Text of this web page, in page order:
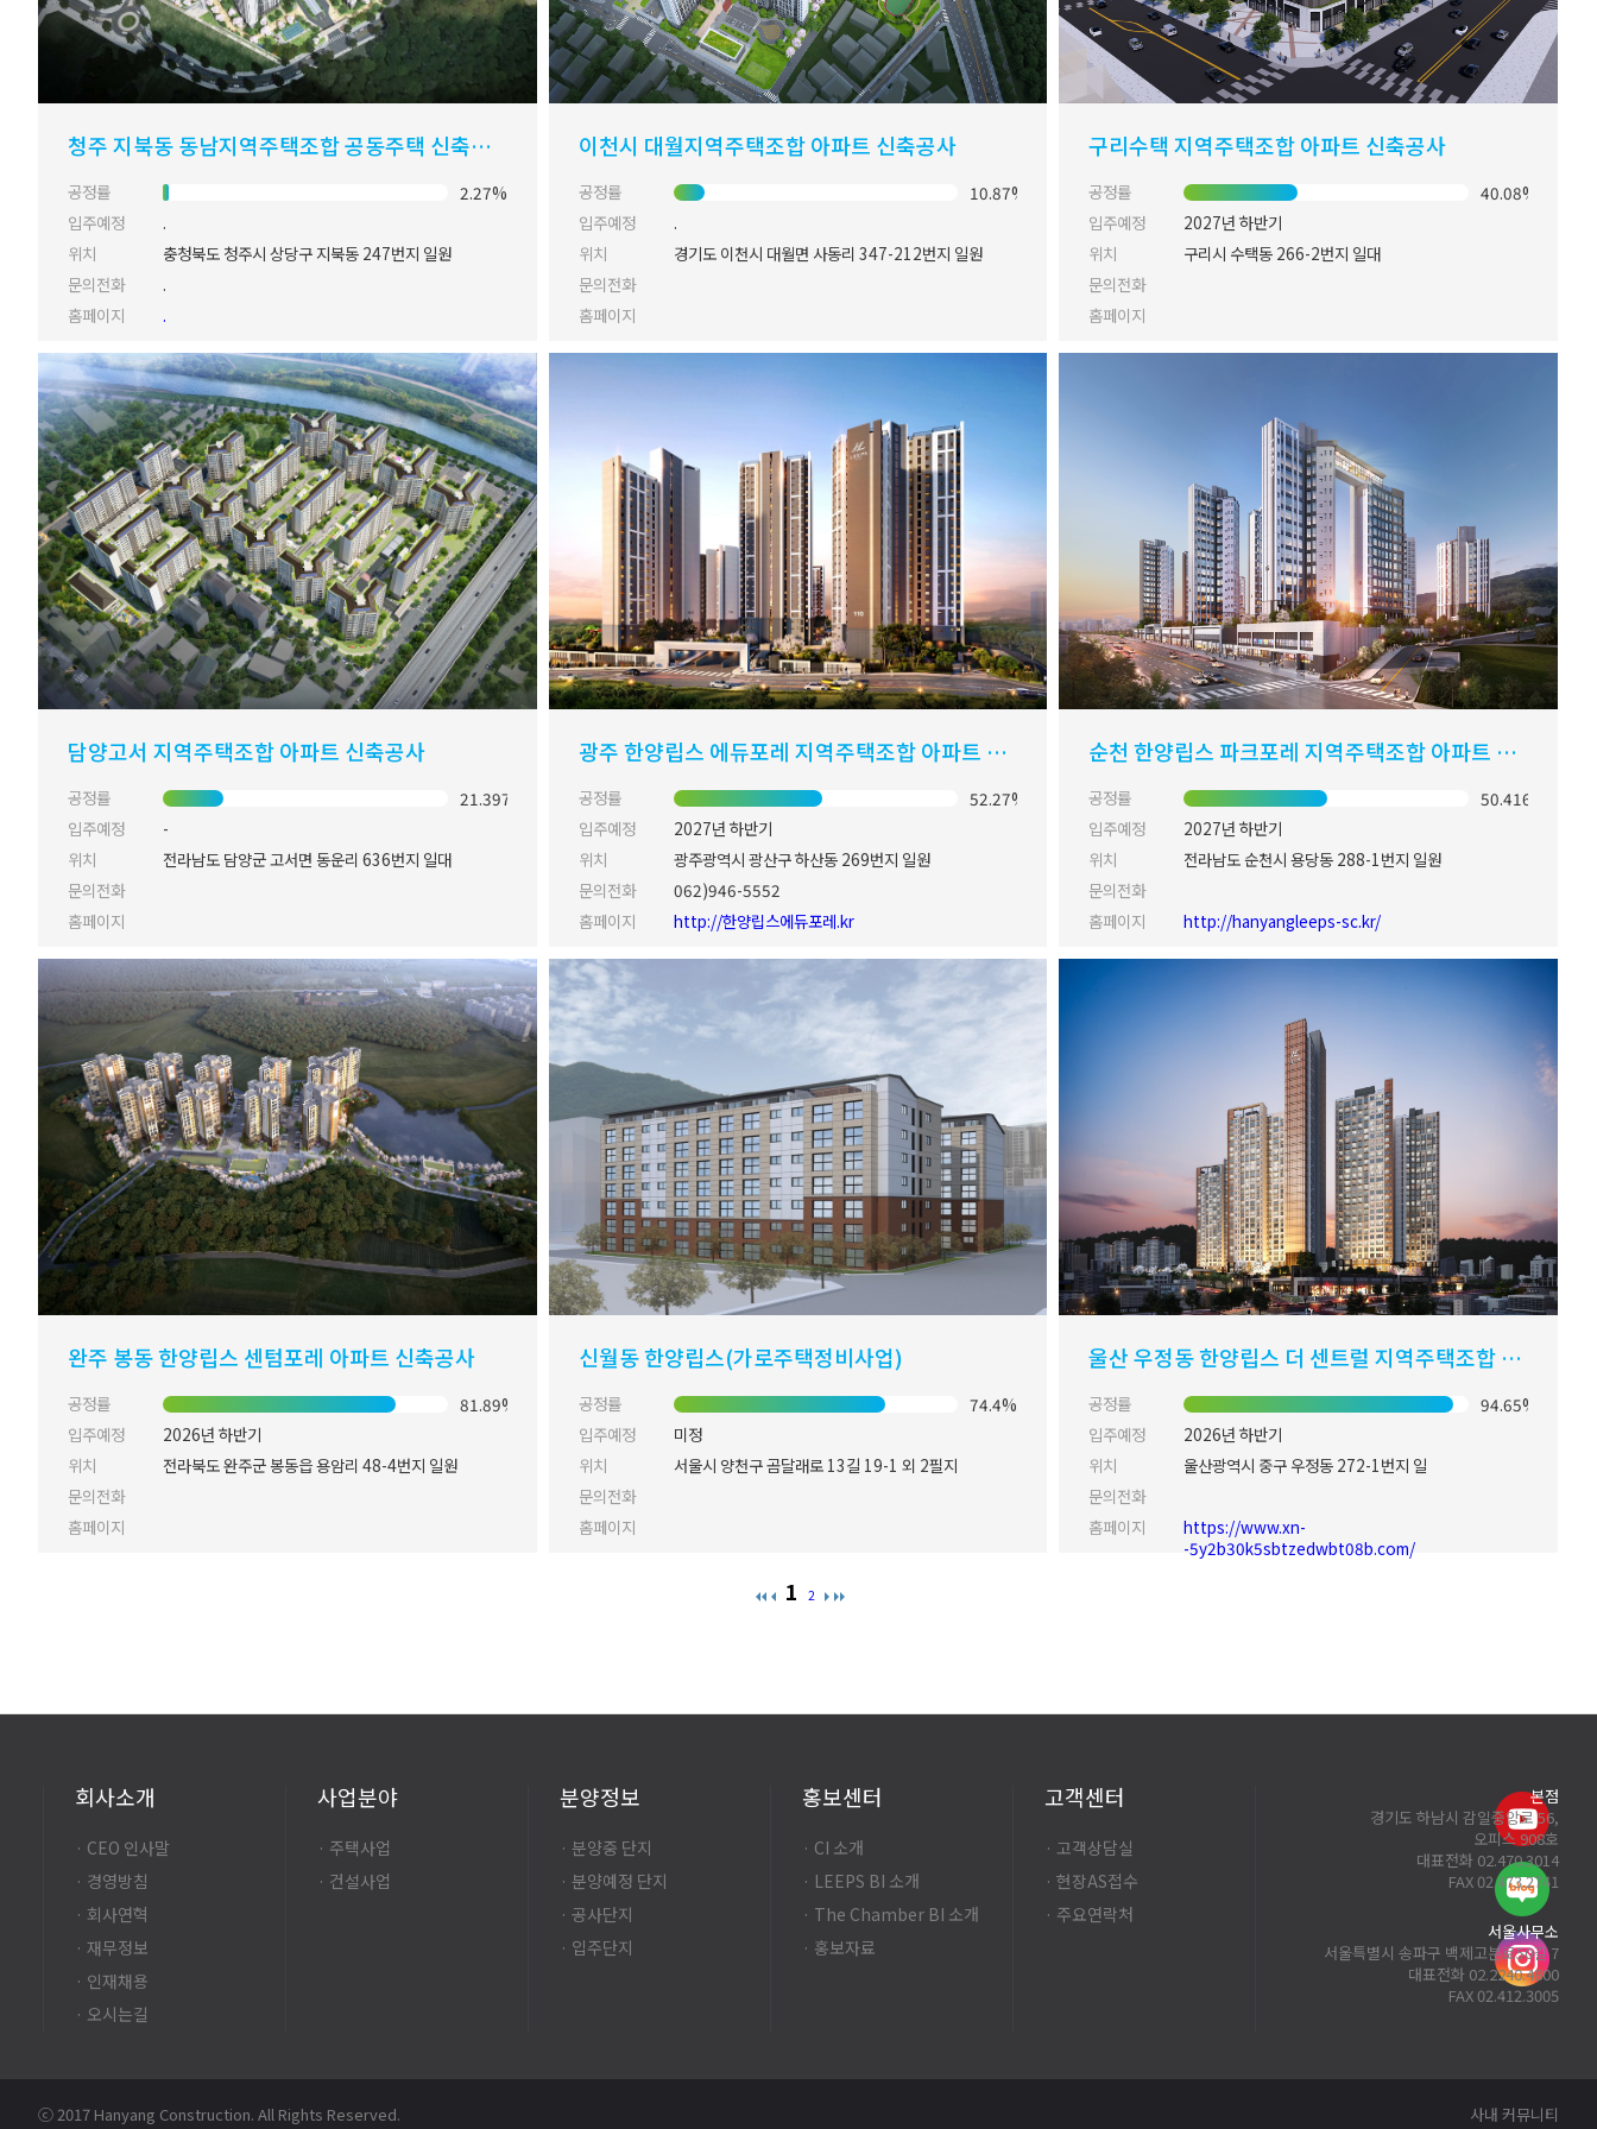
청주 지북동 동남지역주택조합 공동주택 신축계획
공정률
2.27%
입주예정
.
위치
충청북도 청주시 상당구 지북동 247번지 일원
문의전화
.
홈페이지
.
이천시 대월지역주택조합 아파트 신축공사
공정률
10.87%
입주예정
.
위치
경기도 이천시 대월면 사동리 347-212번지 일원
문의전화
홈페이지
구리수택 지역주택조합 아파트 신축공사
공정률
40.08%
입주예정
2027년 하반기
위치
구리시 수택동 266-2번지 일대
문의전화
홈페이지
담양고서 지역주택조합 아파트 신축공사
공정률
21.397%
입주예정
-
위치
전라남도 담양군 고서면 동운리 636번지 일대
문의전화
홈페이지
광주 한양립스 에듀포레 지역주택조합 아파트 신축공사
공정률
52.27%
입주예정
2027년 하반기
위치
광주광역시 광산구 하산동 269번지 일원
문의전화
062)946-5552
홈페이지
http://한양립스에듀포레.kr
순천 한양립스 파크포레 지역주택조합 아파트 신축공사
공정률
50.416%
입주예정
2027년 하반기
위치
전라남도 순천시 용당동 288-1번지 일원
문의전화
홈페이지
http://hanyangleeps-sc.kr/
완주 봉동 한양립스 센텀포레 아파트 신축공사
공정률
81.89%
입주예정
2026년 하반기
위치
전라북도 완주군 봉동읍 용암리 48-4번지 일원
문의전화
홈페이지
신월동 한양립스(가로주택정비사업)
공정률
74.4%
입주예정
미정
위치
서울시 양천구 곰달래로 13길 19-1 외 2필지
문의전화
홈페이지
울산 우정동 한양립스 더 센트럴 지역주택조합 아파트 신축공사
공정률
94.65%
입주예정
2026년 하반기
위치
울산광역시 중구 우정동 272-1번지 일
문의전화
홈페이지
https://www.xn-
-5y2b30k5sbtzedwbt08b.com/
1 2
회사소개
· CEO 인사말
· 경영방침
· 회사연혁
· 재무정보
· 인재채용
· 오시는길
사업분야
· 주택사업
· 건설사업
분양정보
· 분양중 단지
· 분양예정 단지
· 공사단지
· 입주단지
홍보센터
· CI 소개
· LEEPS BI 소개
· The Chamber BI 소개
· 홍보자료
고객센터
· 고객상담실
· 현장AS접수
· 주요연락처
본점
경기도 하남시 감일중앙로 56,
오피스 908호
대표전화 02.470.3014
FAX 02.473.2741
서울사무소
서울특별시 송파구 백제고분로50길 7
대표전화 02.2240.4800
FAX 02.412.3005
사내 커뮤니티
ⓒ 2017 Hanyang Construction. All Rights Reserved.